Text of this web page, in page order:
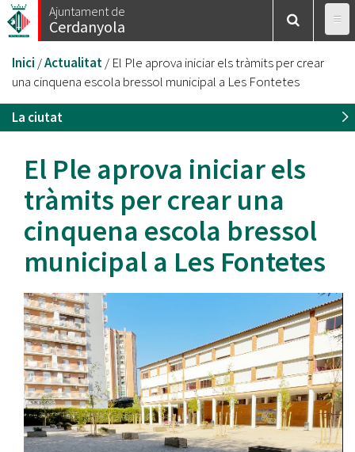
Vés
al
Ajuntament de
Cerdanyola
Esteu
aquí
Inici /Actualitat/ El Ple aprova iniciar els tràmits per crear
una cinquena escola bressol municipal a Les Fontetes
La ciutat
El Ple aprova iniciar els
tràmits per crear una
cinquena escola bressol
municipal a Les Fontetes